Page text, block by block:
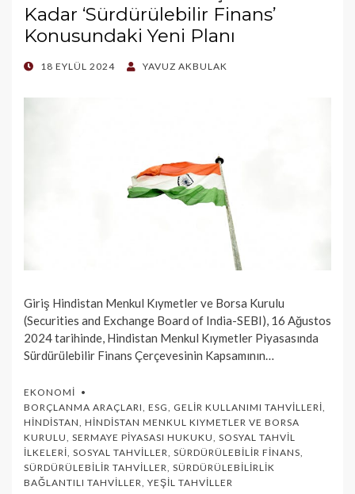
Kadar ‘Sürdürülebilir Finans’
Konusundaki Yeni Planı
POSTED
18 EYLÜL 2024 YAVUZ AKBULAK
Giriş Hindistan Menkul Kıymetler ve Borsa Kurulu
(Securities and Exchange Board of India-SEBI), 16 Ağustos
2024 tarihinde, Hindistan Menkul Kıymetler Piyasasında
Sürdürülebilir Finans Çerçevesinin Kapsamının…
EKONOMI
BORÇLANMA ARAÇLARI, ESG, GELIR KULLANIMI TAHVILLERI,
HINDISTAN, HINDISTAN MENKUL KIYMETLER VE BORSA
KURULU, SERMAYE PIYASASI HUKUKU, SOSYAL TAHVIL
İLKELERI, SOSYAL TAHVILLER, SÜRDÜRÜLEBILIR FINANS,
SÜRDÜRÜLEBILIR TAHVILLER, SÜRDÜRÜLEBILIRLIK
BAĞLANTILI TAHVILLER, YEŞIL TAHVILLER